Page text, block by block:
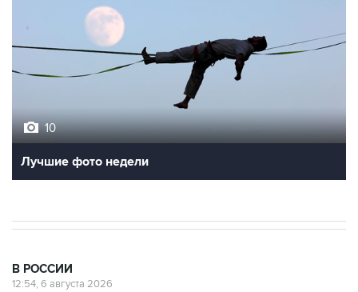
10
Лучшие фото недели
В РОССИИ
12:54, 6 августа 2026